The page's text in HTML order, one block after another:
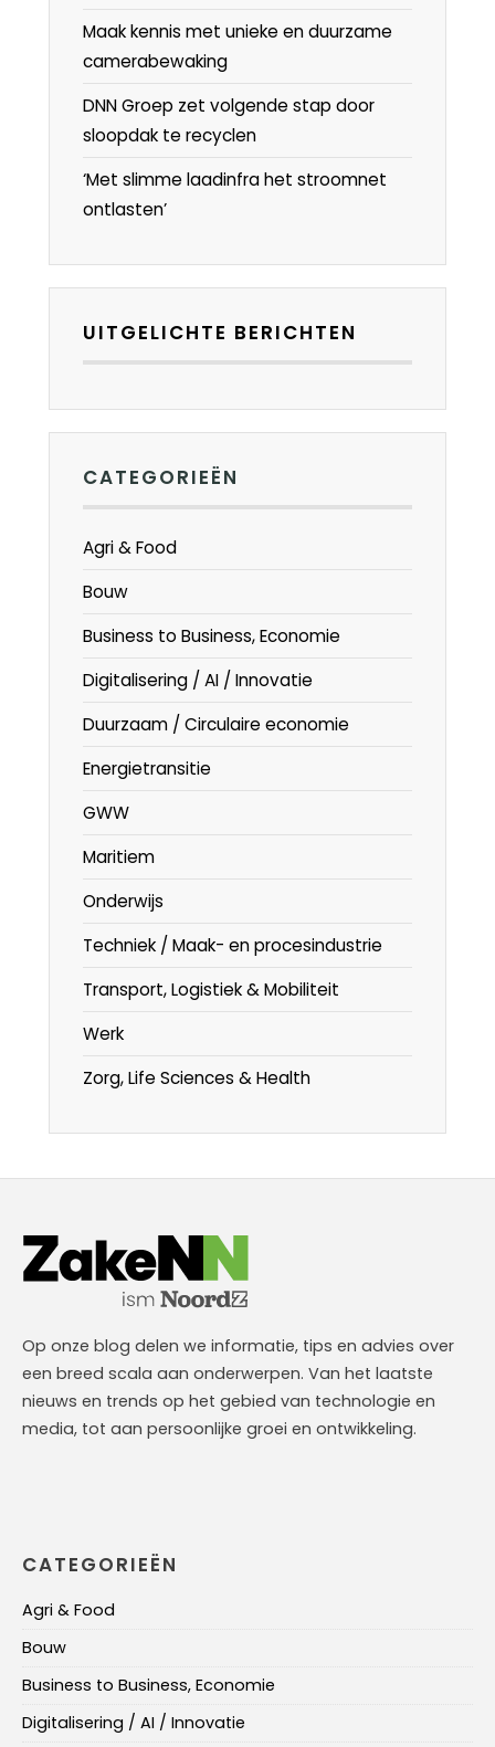
Maak kennis met unieke en duurzame
camerabewaking
DNN Groep zet volgende stap door
sloopdak te recyclen
‘Met slimme laadinfra het stroomnet
ontlasten’
UITGELICHTE BERICHTEN
CATEGORIEËN
Agri & Food
Bouw
Business to Business, Economie
Digitalisering / AI / Innovatie
Duurzaam / Circulaire economie
Energietransitie
GWW
Maritiem
Onderwijs
Techniek / Maak- en procesindustrie
Transport, Logistiek & Mobiliteit
Werk
Zorg, Life Sciences & Health
Op onze blog delen we informatie, tips en advies over
een breed scala aan onderwerpen. Van het laatste
nieuws en trends op het gebied van technologie en
media, tot aan persoonlijke groei en ontwikkeling.
CATEGORIEËN
Agri & Food
Bouw
Business to Business, Economie
Digitalisering / AI / Innovatie